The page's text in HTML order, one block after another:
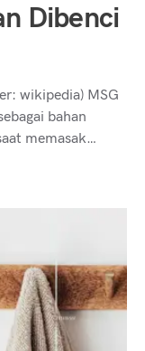
Dibenci
wikipedia) MSG
bahan
memasak…